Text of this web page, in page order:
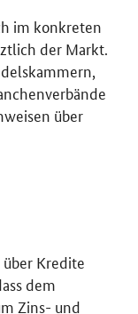
im konkreten
der Markt.
über
Kredite
dem
Zins- und